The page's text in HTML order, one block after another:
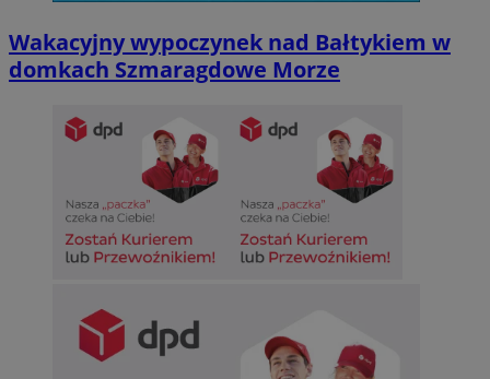
Wakacyjny wypoczynek nad Bałtykiem w
domkach Szmaragdowe Morze